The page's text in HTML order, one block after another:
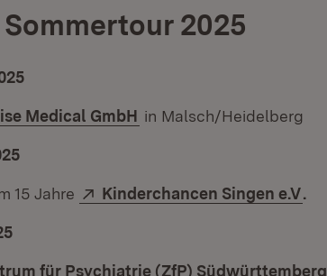
2025
Medical GmbH (Öffnet in neuem Fenster)
in Malsch/Heidelberg
15 Jahre Extern:
Kinderchancen Singen e.V.
für Psychiatrie (ZfP) Südwürttemberg